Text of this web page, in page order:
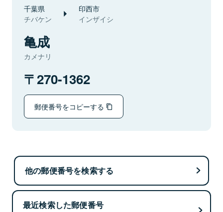
千葉県
チバケン
印西市
インザイシ
亀成
カメナリ
270-1362
郵便番号をコピーする
他の郵便番号を検索する
最近検索した郵便番号